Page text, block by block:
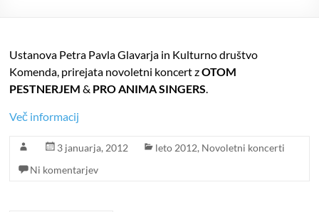
Ustanova Petra Pavla Glavarja in Kulturno društvo
Komenda, prirejata novoletni koncert zOTOM
PESTNERJEM & PRO ANIMA SINGERS.
Več informacij
3 januarja, 2012 leto 2012, Novoletni koncerti
Ni komentarjev